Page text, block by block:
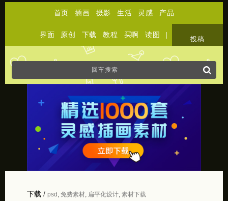
首页 插画 摄影 生活 灵感 产品
界面 原创 下载 教程 买啊 读图 |
投稿
下载 / psd 免费素材, 扁平化设计, 素材下载